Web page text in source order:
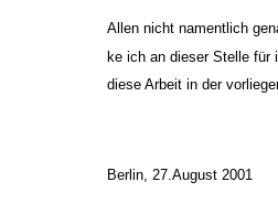
Allen nicht namentlich
ke ich an dieser Stelle für
diese Arbeit in der
Berlin, 27.August 2001